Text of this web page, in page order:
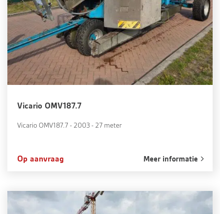
Vicario OMV187.7
Vicario OMV187.7 - 2003 - 27 meter
Op aanvraag Meer informatie